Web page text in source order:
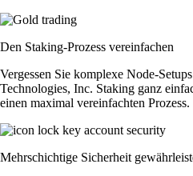
Den Staking-Prozess vereinfachen
Vergessen Sie komplexe Node-
Technologies, Inc. Staking ganz
einen maximal vereinfachten Prozess.
Mehrschichtige Sicherheit